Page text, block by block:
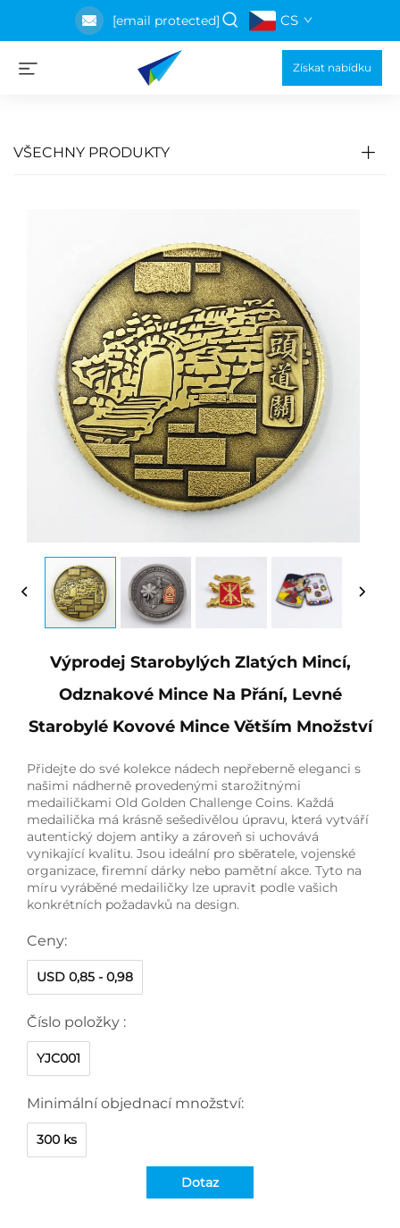
[email protected] CS
Získat nabídku
VŠECHNY PRODUKTY
Výprodej Starobylých Zlatých Mincí,
Odznakové Mince Na Přání, Levné
Starobylé Kovové Mince Větším Množství
Přidejte do své kolekce nádech nepřeberně eleganci s
našimi nádherně provedenými starožitnými
medailičkami Old Golden Challenge Coins. Každá
medailička má krásně sešedivělou úpravu, která vytváří
autentický dojem antiky a zároveň si uchovává
vynikající kvalitu. Jsou ideální pro sběratele, vojenské
organizace, firemní dárky nebo pamětní akce. Tyto na
míru vyráběné medailičky lze upravit podle vašich
konkrétních požadavků na design.
Ceny:
USD 0,85 - 0,98
Číslo položky :
YJC001
Minimální objednací množství:
300 ks
Dotaz